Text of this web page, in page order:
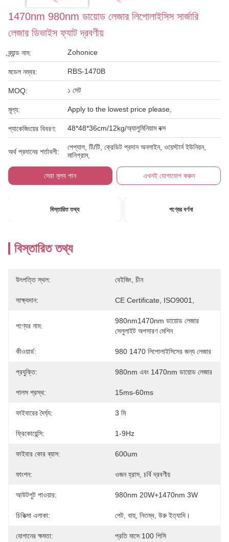
1470nm 980nm ডায়োড লেজার লিপোলাইসিস সার্জারি
লেজার ডিভাইস ফ্যাট দ্রবণীয়
ব্র্যান্ড নাম: Zohonice
মডেল নম্বর: RBS-1470B
MOQ: ১ সেট
মূল্য: Apply to the lowest price please,
প্যাকেজিংয়ের বিবরণ: 48*48*36cm/12kg/অ্যালুমিনিয়াম বক্স
অর্থ প্রদানের শর্তাবলী:
পেপ্যাল, টি/টি, ক্রেডিট প্রদান অনলাইন, ওয়েস্টার্ন ইউনিয়ন,
মানিগ্রাম,
সেরা মূল্য পান এখনই যোগাযোগ করুন
বিস্তারিত তথ্য পণ্যের বর্ণনা
বিস্তারিত তথ্য
উৎপত্তি স্থল: বেইজিং, চীন
সাক্ষ্যদান: CE Certificate, ISO9001,
পণ্যের নাম:
980nm1470nm ডায়োড লেজার
সেলুলাইট অপসারণ মেশিন
কীওয়ার্ড: 980 1470 লিপোলাইসিসের জন্য লেজার
প্রযুক্তি: 980nm এবং 1470nm ডায়োড লেজার
পালস প্রস্থ: 15ms-60ms
ফাইবারের দৈর্ঘ্য: 3 মি
ফ্রিকোয়েন্সি: 1-9Hz
ফাইবার কোর ব্যাস: 600um
ফাংশন: ওজন হ্রাস, চর্বি দ্রবণীয়
আউটপুট পাওয়ার: 980nm 20W+1470nm 3W
চিকিত্সা এলাকা: পেট, বাহু, নিতম্ব, উরু ইত্যাদি।
যোগানের ক্ষমতা: প্রতি মাসে 100 পিসি